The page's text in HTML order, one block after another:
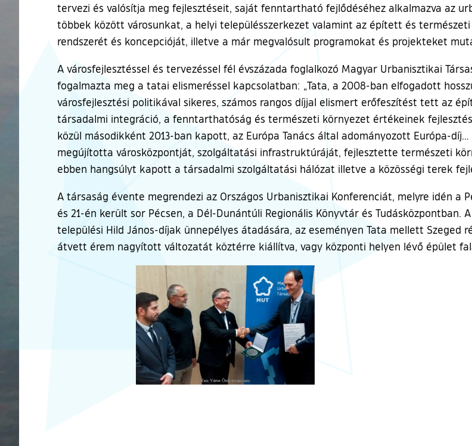
tervezi és valósítja meg fejlesztéseit, saját fenntartható fejlődéséhez alkalmazva az
többek között városunkat, a helyi településszerkezet valamint az épített és
rendszerét és koncepcióját, illetve a már megvalósult programokat és projekteket
A városfejlesztéssel és tervezéssel fél évszázada foglalkozó Magyar Urbanisztikai
fogalmazta meg a tatai elismeréssel kapcsolatban: „Tata, a 2008-ban elfogadott
városfejlesztési politikával sikeres, számos rangos díjjal elismert erőfeszítést tett az
társadalmi integráció, a fenntarthatóság és természeti környezet értékeinek
közül másodikként 2013-ban kapott, az Európa Tanács által adományozott Európa-
megújította városközpontját, szolgáltatási infrastruktúráját, fejlesztette természeti
ebben hangsúlyt kapott a társadalmi szolgáltatási hálózat illetve a közösségi terek
A társaság évente megrendezi az Országos Urbanisztikai Konferenciát, melyre idén a
és 21-én került sor Pécsen, a Dél-Dunántúli Regionális Könyvtár és
települési Hild János-díjak ünnepélyes átadására, az eseményen Tata mellett
átvett érem nagyított változatát köztérre kiállítva, vagy központi helyen lévő épület